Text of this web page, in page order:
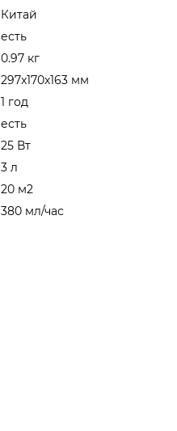
Китай
есть
0.97 кг
297x170x163 мм
1 год
есть
25 Вт
3 л
20 м2
380 мл/час